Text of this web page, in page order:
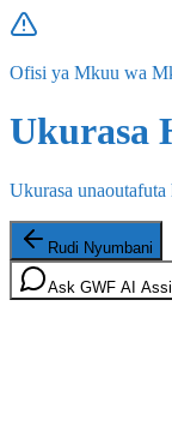
Ofisi ya Mkuu wa
Ukurasa
Ukurasa unaoutafuta
Rudi Nyumbani
Ask GWF AI